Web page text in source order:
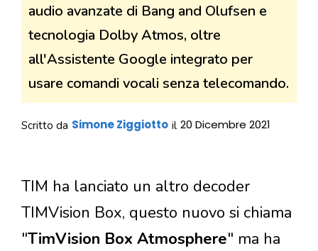
audio avanzate di Bang and Olufsen e
tecnologia Dolby Atmos, oltre
all'Assistente Google integrato per
usare comandi vocali senza telecomando.
Scritto da Simone Ziggiotto il 20 Dicembre 2021
TIM ha lanciato un altro decoder
TIMVision Box, questo nuovo si chiama
"TimVision Box Atmosphere" ma ha